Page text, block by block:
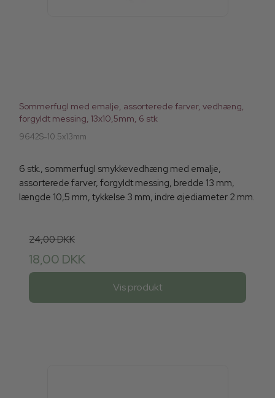
Sommerfugl med emalje, assorterede farver, vedhæng,
forgyldt messing, 13x10,5mm, 6 stk
9642S-10.5x13mm
6 stk., sommerfugl smykkevedhæng med emalje,
assorterede farver, forgyldt messing, bredde 13 mm,
længde 10,5 mm, tykkelse 3 mm, indre øjediameter 2 mm.
24,00 DKK
18,00 DKK
Vis produkt